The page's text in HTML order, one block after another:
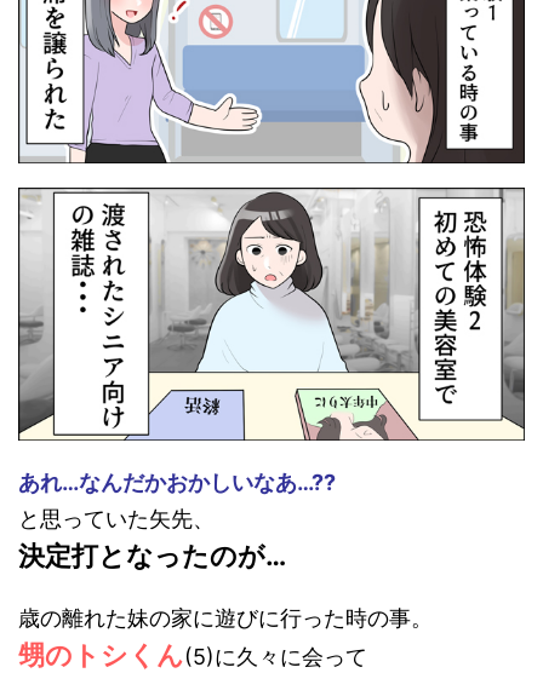
あれ…なんだかおかしいなあ…??
と思っていた矢先、
決定打となったのが…
歳の離れた妹の家に遊びに行った時の事。
甥のトシくん(5)に久々に会って